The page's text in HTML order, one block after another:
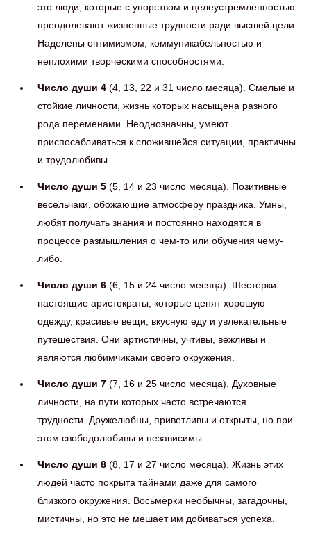
это люди, которые с упорством и целеустремленностью
преодолевают жизненные трудности ради высшей цели.
Наделены оптимизмом, коммуникабельностью и
неплохими творческими способностями.
Число души 4 (4, 13, 22 и 31 число месяца). Смелые и
стойкие личности, жизнь которых насыщена разного
рода переменами. Неоднозначны, умеют
приспосабливаться к сложившейся ситуации, практичны
и трудолюбивы.
Число души 5 (5, 14 и 23 число месяца). Позитивные
весельчаки, обожающие атмосферу праздника. Умны,
любят получать знания и постоянно находятся в
процессе размышления о чем-то или обучения чему-
либо.
Число души 6 (6, 15 и 24 число месяца). Шестерки –
настоящие аристократы, которые ценят хорошую
одежду, красивые вещи, вкусную еду и увлекательные
путешествия. Они артистичны, учтивы, вежливы и
являются любимчиками своего окружения.
Число души 7 (7, 16 и 25 число месяца). Духовные
личности, на пути которых часто встречаются
трудности. Дружелюбны, приветливы и открыты, но при
этом свободолюбивы и независимы.
Число души 8 (8, 17 и 27 число месяца). Жизнь этих
людей часто покрыта тайнами даже для самого
близкого окружения. Восьмерки необычны, загадочны,
мистичны, но это не мешает им добиваться успеха.